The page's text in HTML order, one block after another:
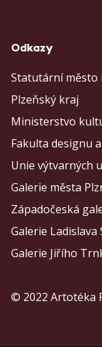
Odkazy
Statutární město
Plzeňský kraj
Ministerstvo
Fakulta designu
Unie výtvarných
Galerie města
Západočeská
Galerie Ladislava
Galerie Jiřího
© 2022 Artotéka